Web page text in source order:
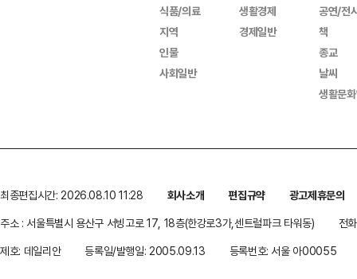
식품/의료
지역
인물
사회일반
생활경제
경제일반
공연/전
책
종교
날씨
생활문
최종편집시간: 2026.08.10 11:28 회사소개 편집규약
광고제휴문의
주소 : 서울특별시 용산구 서빙고로 17, 18층(한강로3가,센트럴파크 타워동)
전
제호: 데일리안
등록일/발행일: 2005.09.13 등록번호: 서울 아00055